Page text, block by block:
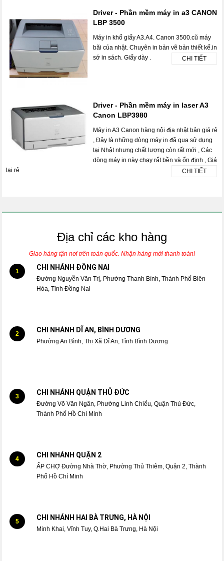
Driver - Phần mềm máy in a3 CANON
LBP 3500
Máy in khổ giấy A3.A4. Canon 3500.cũ máy
bãi của nhật. Chuyên in bản vẽ bản thiết kế.in
sớ in sách. Giấy dày .
CHI TIẾT
Driver - Phần mềm máy in laser A3
Canon LBP3980
Máy in A3 Canon hàng nội địa nhật bản giá rẻ
, Đây là những dòng máy in đã qua sử dụng
tại Nhật nhưng chất lượng còn rất mới , Các
dòng máy in này chạy rất bền và ổn định , Giá
lại rẻ
CHI TIẾT
Địa chỉ các kho hàng
Giao hàng tận nơi trên toàn quốc. Nhận hàng mới thanh toán!
1 CHI NHÁNH ĐỒNG NAI
Đường Nguyễn Văn Trị, Phường Thanh Bình, Thành Phố Biên
Hòa, Tỉnh Đồng Nai
2 CHI NHÁNH DĨ AN, BÌNH DƯƠNG
Phường An Bình, Thị Xã Dĩ An, Tỉnh Bình Dương
3 CHI NHÁNH QUẬN THỦ ĐỨC
Đường Võ Văn Ngân, Phường Linh Chiểu, Quận Thủ Đức,
Thành Phố Hồ Chí Minh
4 CHI NHÁNH QUẬN 2
ẤP CHỢ Đường Nhà Thờ, Phường Thủ Thiêm, Quận 2, Thành
Phố Hồ Chí Minh
5 CHI NHÁNH HAI BÀ TRƯNG, HÀ NỘI
Minh Khai, Vĩnh Tuy, Q.Hai Bà Trưng, Hà Nội